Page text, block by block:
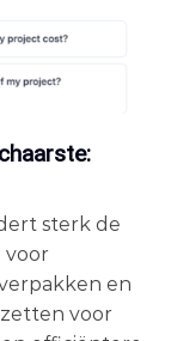
sterk de
voor
en
voor